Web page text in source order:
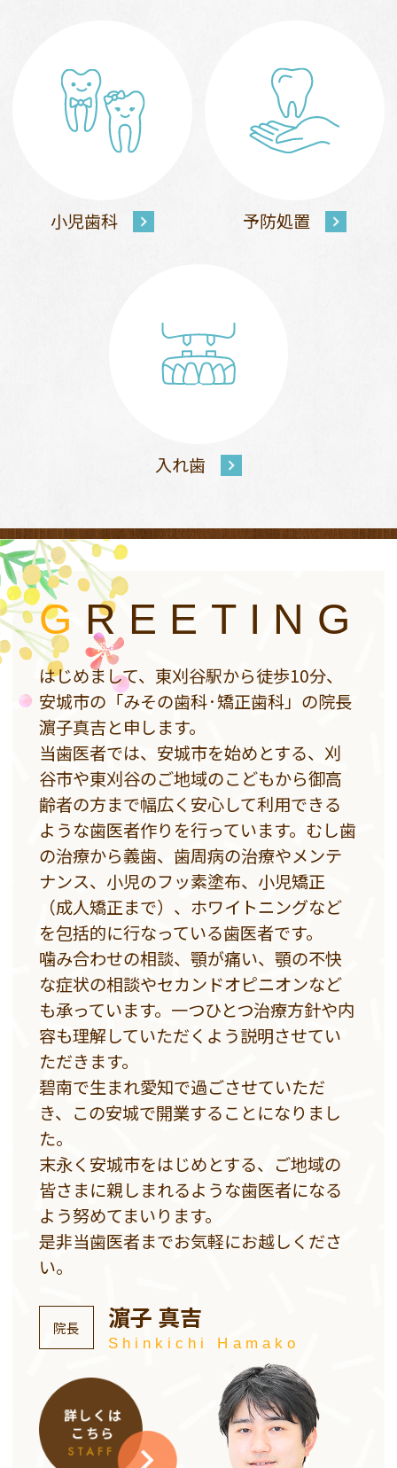
小児歯科 予防処置
入れ歯
G REETING
はじめまして、東刈谷駅から徒歩10分、
安城市の「みその歯科·矯正歯科」の院長
濵子真吉と申します。
当歯医者では、安城市を始めとする、刈
谷市や東刈谷のご地域のこどもから御高
齢者の方まで幅広く安心して利用できる
ような歯医者作りを行っています。むし歯
の治療から義歯、歯周病の治療やメンテ
ナンス、小児のフッ素塗布、小児矯正
（成人矯正まで）、ホワイトニングなど
を包括的に行なっている歯医者です。
噛み合わせの相談、顎が痛い、顎の不快
な症状の相談やセカンドオピニオンなど
も承っています。一つひとつ治療方針や内
容も理解していただくよう説明させてい
ただきます。
碧南で生まれ愛知で過ごさせていただ
き、この安城で開業することになりまし
た。
末永く安城市をはじめとする、ご地域の
皆さまに親しまれるような歯医者になる
よう努めてまいります。
是非当歯医者までお気軽にお越しくださ
い。
院長 濵子 真吉
Shinkichi Hamako